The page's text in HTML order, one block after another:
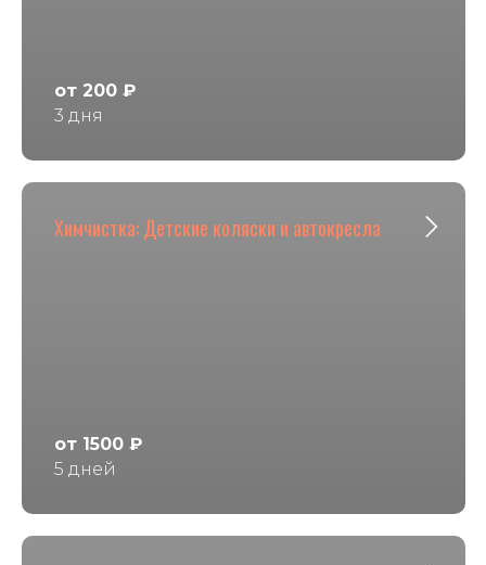
от 200 ₽
3 дня
Химчистка: Детские коляски и автокресла
от 1500 ₽
5 дней